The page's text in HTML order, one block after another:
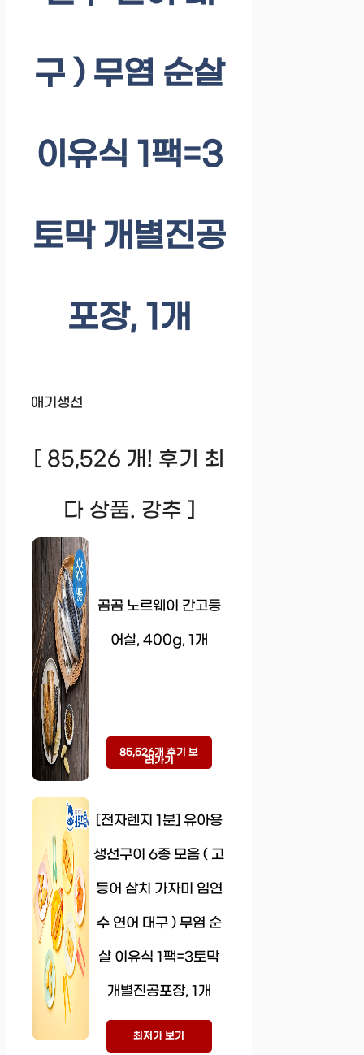
구 ) 무염 순살
이유식 1팩=3
토막 개별진공
포장, 1개
애기생선
[ 85,526 개! 후기 최
다 상품. 강추 ]
곰곰 노르웨이 간고등
어살, 400g, 1개
85,526개 후기 보
러가기
[전자렌지 1분] 유아용
생선구이 6종 모음 ( 고
등어 삼치 가자미 임연
수 연어 대구 ) 무염 순
살 이유식 1팩=3토막
개별진공포장, 1개
최저가 보기